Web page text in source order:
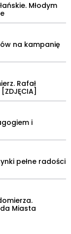
Młodym
na kampanię
Rafał
i
pełne radości
Miasta